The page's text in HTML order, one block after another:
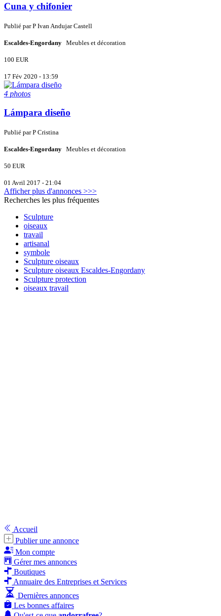
Cuna y chifonier
Publié parP Ivan Andujar Castell
Escaldes-Engordany Meubles et décoration
100 EUR
17 Fév 2020 - 13:59
4 photos
Lámpara diseño
Publié parP Cristina
Escaldes-Engordany Meubles et décoration
50 EUR
01 Avril 2017 - 21:04
Afficher plus d'annonces >>>
Recherches les plus fréquentes
Sculpture
oiseaux
travail
artisanal
symbole
Sculpture oiseaux
Sculpture oiseaux Escaldes-Engordany
Sculpture protection
oiseaux travail
Accueil
Publier une annonce
Mon compte
Gérer mes annonces
Boutiques
Annuaire des Entreprises et Services
Dernières annonces
Les bonnes affaires